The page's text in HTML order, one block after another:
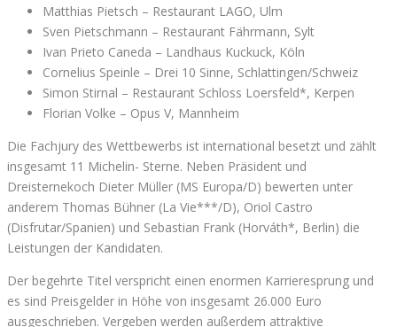
Matthias Pietsch – Restaurant LAGO, Ulm
Sven Pietschmann – Restaurant Fährmann, Sylt
Ivan Prieto Caneda – Landhaus Kuckuck, Köln
Cornelius Speinle – Drei 10 Sinne, Schlattingen/Schweiz
Simon Stirnal – Restaurant Schloss Loersfeld*, Kerpen
Florian Volke – Opus V, Mannheim
Die Fachjury des Wettbewerbs ist international besetzt und zählt
insgesamt 11 Michelin- Sterne. Neben Präsident und
Dreisternekoch Dieter Müller (MS Europa/D) bewerten unter
anderem Thomas Bühner (La Vie***/D), Oriol Castro
(Disfrutar/Spanien) und Sebastian Frank (Horváth*, Berlin) die
Leistungen der Kandidaten.
Der begehrte Titel verspricht einen enormen Karrieresprung und
es sind Preisgelder in Höhe von insgesamt 26.000 Euro
ausgeschrieben. Vergeben werden außerdem attraktive